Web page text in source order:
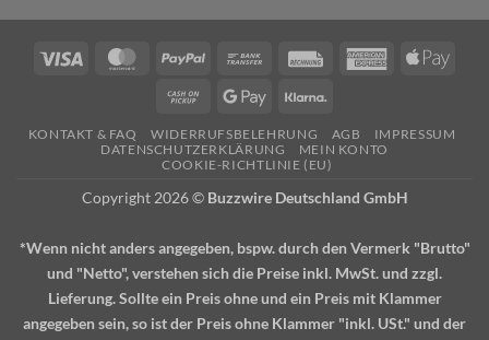
Visa MasterCardPayPal
Bank
Rechung
AmericanApple
Cash
Pickup
Google
KONTAKT & FAQ WIDERRUFSBELEHRUNG AGB
IMPRESSUM
DATENSCHUTZERKLÄRUNG
MEIN KONTO
COOKIE-RICHTLINIE (EU)
Copyright 2026 © Buzzwire Deutschland GmbH
*Wenn nicht anders angegeben, bspw. durch den Vermerk "Brutto"
und "Netto", verstehen sich die Preise inkl. MwSt. und zzgl.
Lieferung. Sollte ein Preis ohne und ein Preis mit Klammer
angegeben sein, so ist der Preis ohne Klammer "inkl. USt." und der